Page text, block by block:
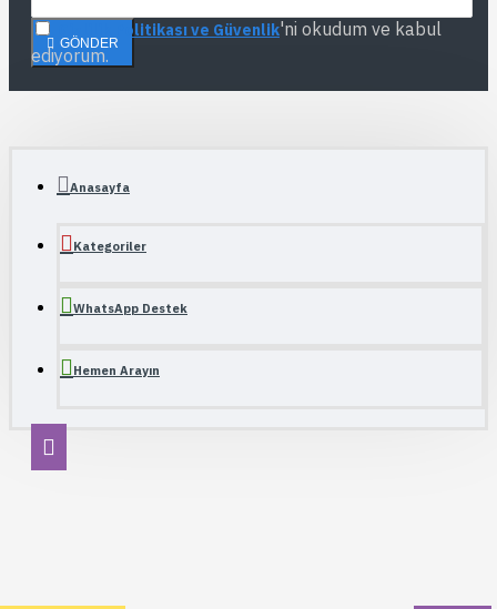
GÖNDER
Gizlilik Politikası ve Güvenlik'ni okudum ve kabul
ediyorum.
Anasayfa
Kategoriler
WhatsApp Destek
Hemen Arayın